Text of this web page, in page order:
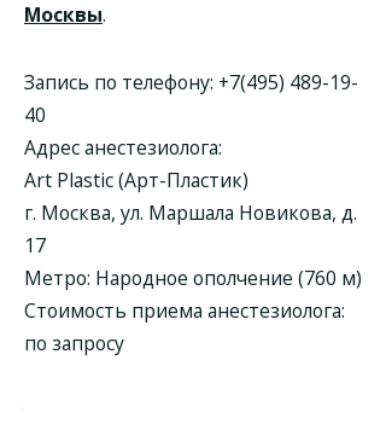
Москвы.
Запись по телефону: +7(495) 489-19-
40
Адрес анестезиолога:
Art Рlastiс (Арт-Пластик)
г. Москва, ул. Маршала Новикова, д.
17
Метро: Народное ополчение (760 м)
Стоимость приема анестезиолога:
по запросу